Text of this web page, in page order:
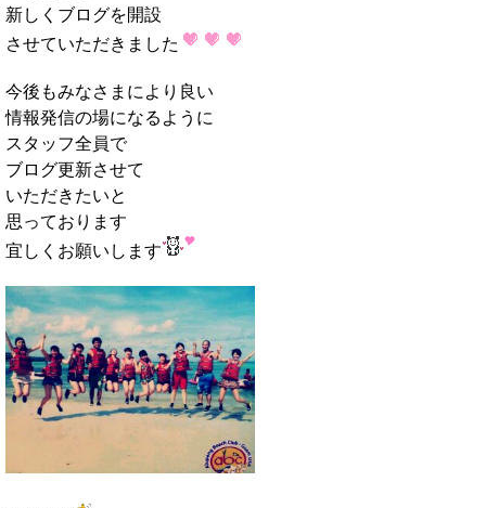
新しくブログを開設
させていただきました
今後もみなさまにより良い
情報発信の場になるように
スタッフ全員で
ブログ更新させて
いただきたいと
思っております
宜しくお願いします